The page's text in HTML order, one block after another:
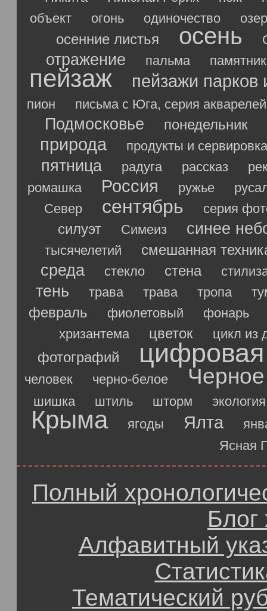
объект
огонь одиночество
осенние листья осень
отражение пальма памятник
пейзаж пейзажи парков
пион письма с Юга, серия акварелей
Подмосковье понедельник
природа продукты и сервировка
пятница радуга рассказ
ромашка
Россия ружье
Север
сентябрь серия
силуэт Симеиз синее
тысячелетий смешанная
среда стекло стена
тень трава трава тропа
февраль фиолетовый
фонарь
хризантема
цветок цикл из
фотографий
человек черно-белое
шишка штиль шторм экология
Крыма ягоды Ялта
Ясная
Полный
Блог
Алфавитный
Тематический